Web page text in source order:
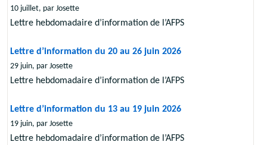
10 juillet, par Josette
Lettre hebdomadaire d’information de l’AFPS
Lettre d’information du 20 au 26 juin 2026
29 juin, par Josette
Lettre hebdomadaire d’information de l’AFPS
Lettre d’information du 13 au 19 juin 2026
19 juin, par Josette
Lettre hebdomadaire d’information de l’AFPS